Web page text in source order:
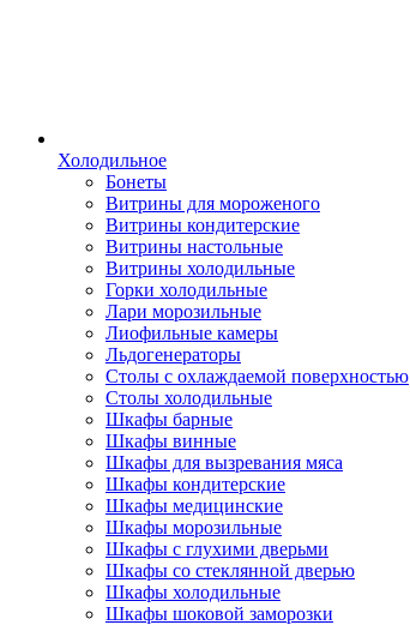
Холодильное
Бонеты
Витрины для мороженого
Витрины кондитерские
Витрины настольные
Витрины холодильные
Горки холодильные
Лари морозильные
Лиофильные камеры
Льдогенераторы
Столы с охлаждаемой поверхностью
Столы холодильные
Шкафы барные
Шкафы винные
Шкафы для вызревания мяса
Шкафы кондитерские
Шкафы медицинские
Шкафы морозильные
Шкафы с глухими дверьми
Шкафы со стеклянной дверью
Шкафы холодильные
Шкафы шоковой заморозки